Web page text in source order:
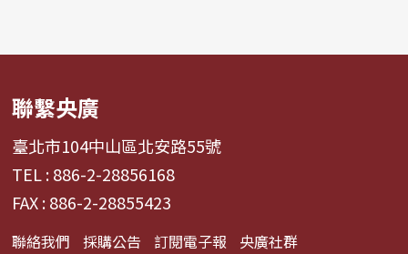
聯繫央廣
臺北市104中山區北安路55號
TEL : 886-2-28856168
FAX : 886-2-28855423
聯絡我們 採購公告 訂閱電子報 央廣社群